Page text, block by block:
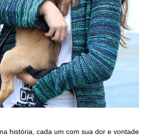
história, cada um com sua dor e vontade